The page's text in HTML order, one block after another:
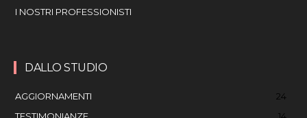
I NOSTRI PROFESSIONISTI
DALLO STUDIO
AGGIORNAMENTI
24